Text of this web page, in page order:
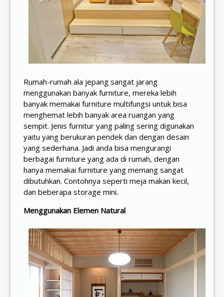
Rumah-rumah ala jepang sangat jarang
menggunakan banyak furniture, mereka lebih
banyak memakai furniture multifungsi untuk bisa
menghemat lebih banyak area ruangan yang
sempit. Jenis furnitur yang paling sering digunakan
yaitu yang berukuran pendek dan dengan desain
yang sederhana. Jadi anda bisa mengurangi
berbagai furniture yang ada di rumah, dengan
hanya memakai furniture yang memang sangat
dibutuhkan. Contohnya seperti meja makan kecil,
dan beberapa storage mini.
Menggunakan Elemen Natural